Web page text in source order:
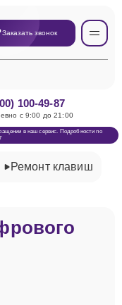
Заказать звонок
100-49-87
с 9:00 до 21:00
в наш сервис. Подробности по
Ремонт клавиш